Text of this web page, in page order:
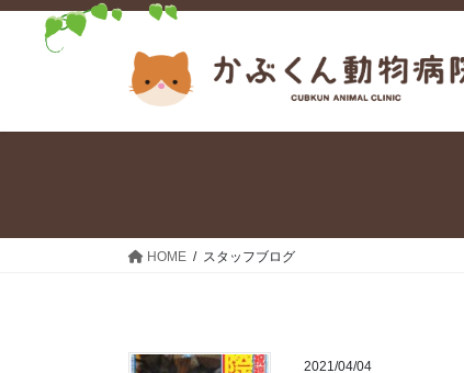
コ
ナ
HOME スタッフブログ
2021/04/04